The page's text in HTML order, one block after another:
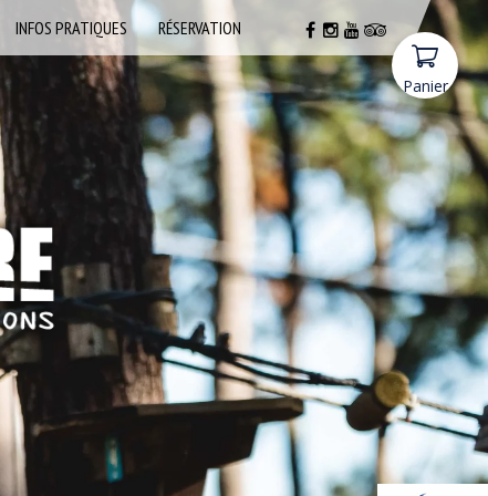
Panier
INFOS PRATIQUES RÉSERVATION